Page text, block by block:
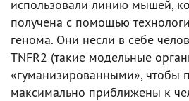
использовали линию мышей,
получена с помощью
генома. Они несли в себе
TNFR2 (такие модельные
«гуманизированными», чтобы
максимально приближены к